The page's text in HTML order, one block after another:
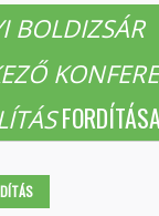
BOLDIZSÁR